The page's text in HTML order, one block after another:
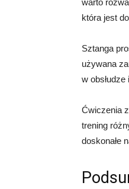
warto
która jest
Sztanga
używana
w
Ćwiczenia
trening
doskonałe